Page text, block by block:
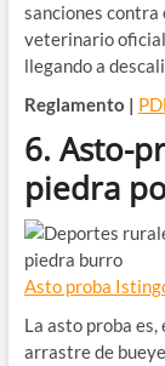
sanciones contra
veterinario
llegando a
Reglamento |
6. Asto-
piedra
Asto proba
La asto proba es,
arrastre de